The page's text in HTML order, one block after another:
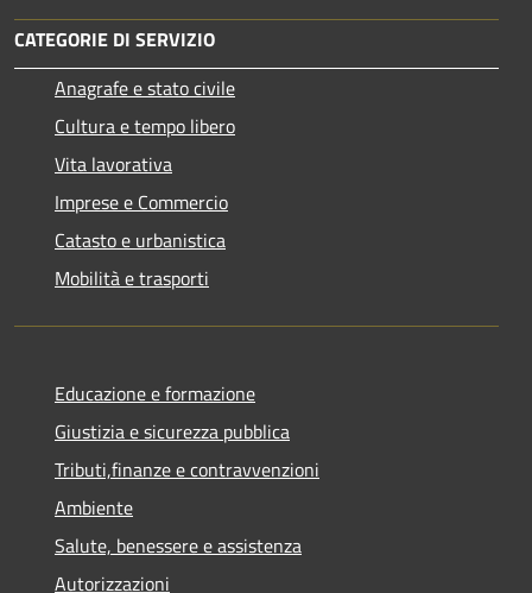
CATEGORIE DI SERVIZIO
Anagrafe e stato civile
Cultura e tempo libero
Vita lavorativa
Imprese e Commercio
Catasto e urbanistica
Mobilità e trasporti
Educazione e formazione
Giustizia e sicurezza pubblica
Tributi,finanze e contravvenzioni
Ambiente
Salute, benessere e assistenza
Autorizzazioni